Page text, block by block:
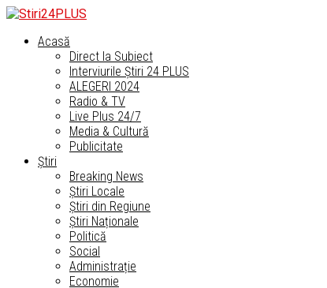
Acasă
Direct la Subiect
Interviurile Știri 24 PLUS
ALEGERI 2024
Radio & TV
Live Plus 24/7
Media & Cultură
Publicitate
Știri
Breaking News
Știri Locale
Știri din Regiune
Știri Naționale
Politică
Social
Administrație
Economie